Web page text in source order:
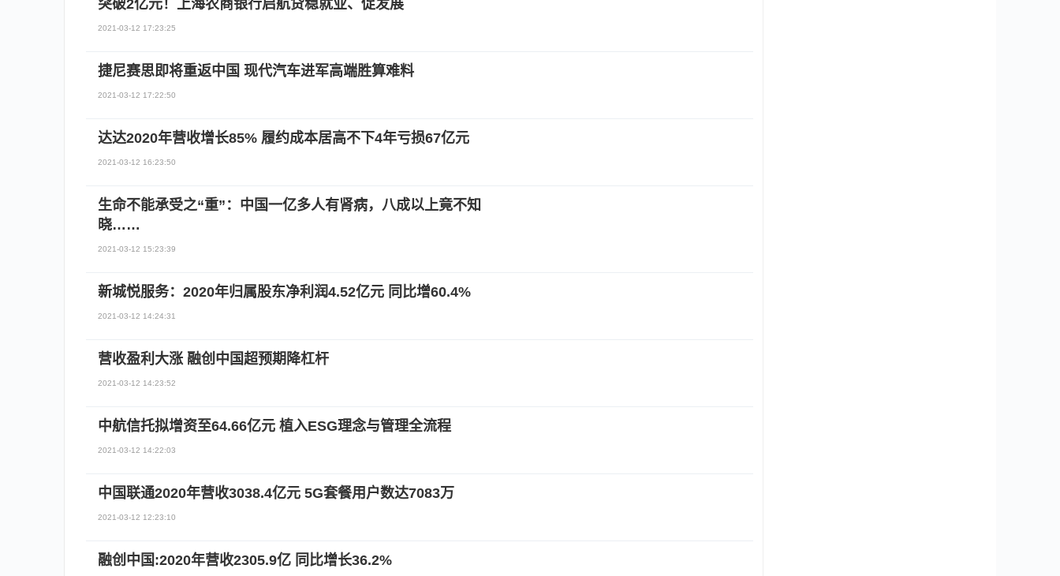
突破2亿元！上海农商银行启航贷稳就业、促发展
2021-03-12 17:23:25
捷尼赛思即将重返中国 现代汽车进军高端胜算难料
2021-03-12 17:22:50
达达2020年营收增长85% 履约成本居高不下4年亏损67亿元
2021-03-12 16:23:50
生命不能承受之“重”：中国一亿多人有肾病，八成以上竟不知
晓……
2021-03-12 15:23:39
新城悦服务：2020年归属股东净利润4.52亿元 同比增60.4%
2021-03-12 14:24:31
营收盈利大涨 融创中国超预期降杠杆
2021-03-12 14:23:52
中航信托拟增资至64.66亿元 植入ESG理念与管理全流程
2021-03-12 14:22:03
中国联通2020年营收3038.4亿元 5G套餐用户数达7083万
2021-03-12 12:23:10
融创中国:2020年营收2305.9亿 同比增长36.2%